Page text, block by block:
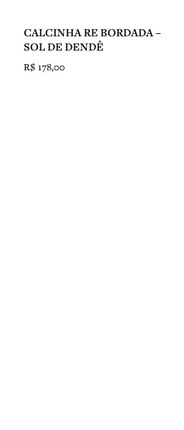
CALCINHA RE BORDADA –
SOL DE DENDÊ
R$ 178,00